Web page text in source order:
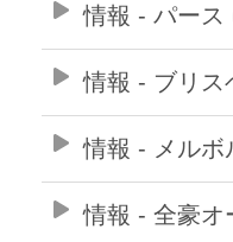
情報 - パース
情報 - ブリス
情報 - メルボ
情報 - 全豪オ